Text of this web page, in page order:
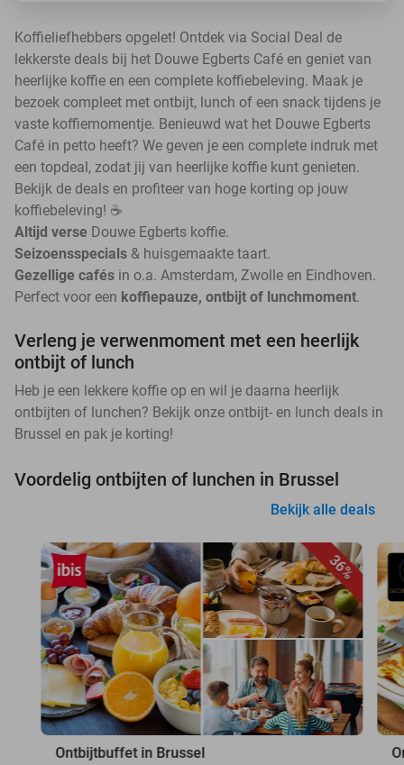
Koffieliefhebbers opgelet! Ontdek via Social Deal de
lekkerste deals bij het Douwe Egberts Café en geniet van
heerlijke koffie en een complete koffiebeleving. Maak je
bezoek compleet met ontbijt, lunch of een snack tijdens je
vaste koffiemomentje. Benieuwd wat het Douwe Egberts
Café in petto heeft? We geven je een complete indruk met
een topdeal, zodat jij van heerlijke koffie kunt genieten.
Bekijk de deals en profiteer van hoge korting op jouw
koffiebeleving! ☕
Altijd verse Douwe Egberts koffie.
Seizoensspecials & huisgemaakte taart.
Gezellige cafés in o.a. Amsterdam, Zwolle en Eindhoven.
Perfect voor een koffiepauze, ontbijt of lunchmoment.
Verleng je verwenmoment met een heerlijk
ontbijt of lunch
Heb je een lekkere koffie op en wil je daarna heerlijk
ontbijten of lunchen? Bekijk onze ontbijt- en lunch deals in
Brussel en pak je korting!
Voordelig ontbijten of lunchen in Brussel
Bekijk alle deals
36%
Ontbijtbuffet in Brussel